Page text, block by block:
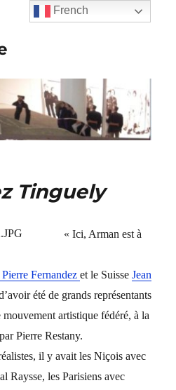
Tinguely
« Ici, Arman est à
Fernandezet le SuisseJean
été de grands représentants
artistique fédéré, à la
Pierre Restany.
il y avait les Niçois avec
Raysse, les Parisiens avec
French